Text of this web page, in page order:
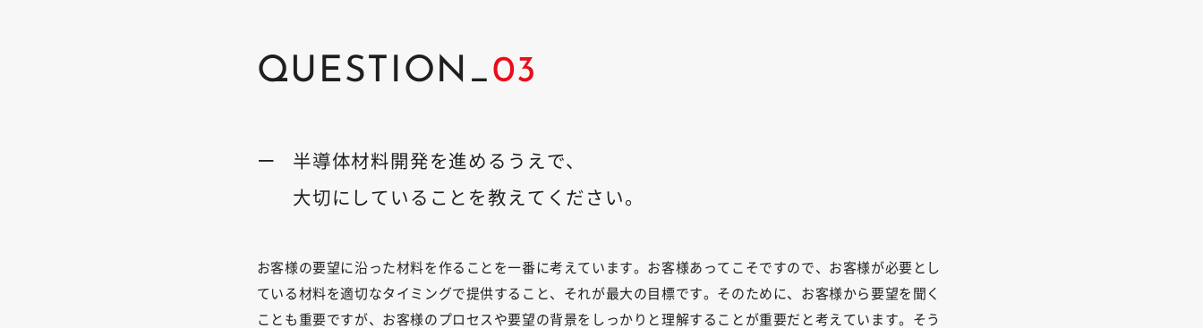
QUESTION_03
ー
半導体材料開発を進めるうえで、
大切にしていることを教えてください。
お客様の要望に沿った材料を作ることを一番に考えています。お客様あってこそですので、お客様が必要とし
ている材料を適切なタイミングで提供すること、それが最大の目標です。そのために、お客様から要望を聞く
ことも重要ですが、お客様のプロセスや要望の背景をしっかりと理解することが重要だと考えています。そう